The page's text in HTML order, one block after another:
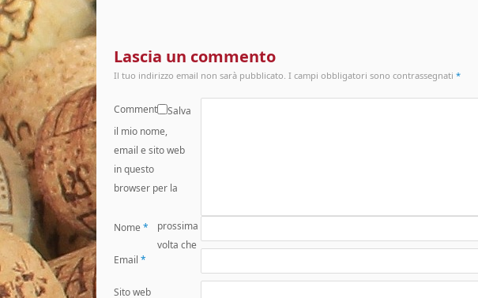
Lascia un commento
Il tuo indirizzo email non sarà pubblicato. I campi obbligatori sono contrassegnati *
Commento
Nome *
Email *
Sito web
Salva
il mio nome,
email e sito web
in questo
browser per la
prossima
volta che